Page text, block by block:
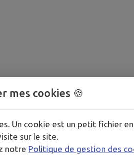
mes cookies 🍪
Un cookie est un petit fichier
sur le site.
notre Politique de gestion des